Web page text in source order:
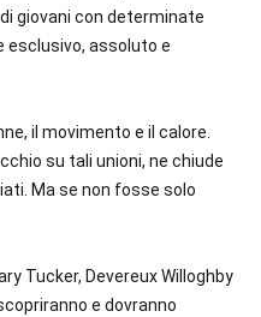
giovani con determinate
assoluto e
il movimento e il calore.
su tali unioni, ne chiude
Ma se non fosse solo
Tucker, Devereux Willoghby
e dovranno